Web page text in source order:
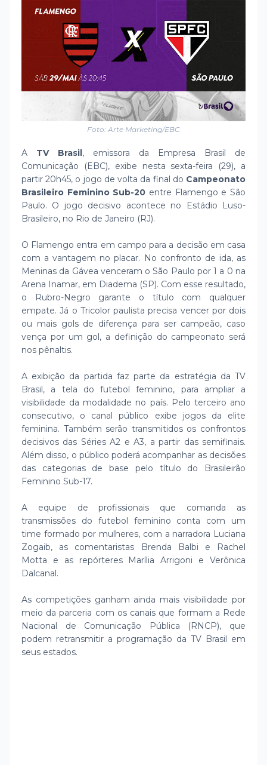
Foto: Arte Marketing/EBC
A TV Brasil, emissora da Empresa Brasil de
Comunicação (EBC), exibe nesta sexta-feira (29), a
partir 20h45, o jogo de volta da final do Campeonato
Brasileiro Feminino Sub-20 entre Flamengo e São
Paulo. O jogo decisivo acontece no Estádio Luso-
Brasileiro, no Rio de Janeiro (RJ).
O Flamengo entra em campo para a decisão em casa
com a vantagem no placar. No confronto de ida, as
Meninas da Gávea venceram o São Paulo por 1 a 0 na
Arena Inamar, em Diadema (SP). Com esse resultado,
o Rubro-Negro garante o título com qualquer
empate. Já o Tricolor paulista precisa vencer por dois
ou mais gols de diferença para ser campeão, caso
vença por um gol, a definição do campeonato será
nos pênaltis.
A exibição da partida faz parte da estratégia da TV
Brasil, a tela do futebol feminino, para ampliar a
visibilidade da modalidade no país. Pelo terceiro ano
consecutivo, o canal público exibe jogos da elite
feminina. Também serão transmitidos os confrontos
decisivos das Séries A2 e A3, a partir das semifinais.
Além disso, o público poderá acompanhar as decisões
das categorias de base pelo título do Brasileirão
Feminino Sub-17.
A equipe de profissionais que comanda as
transmissões do futebol feminino conta com um
time formado por mulheres, com a narradora Luciana
Zogaib, as comentaristas Brenda Balbi e Rachel
Motta e as repórteres Marília Arrigoni e Verônica
Dalcanal.
As competições ganham ainda mais visibilidade por
meio da parceria com os canais que formam a Rede
Nacional de Comunicação Pública (RNCP), que
podem retransmitir a programação da TV Brasil em
seus estados.